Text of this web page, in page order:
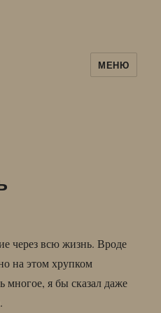
МЕНЮ
через всю жизнь. Вроде
на этом хрупком
многое, я бы сказал даже